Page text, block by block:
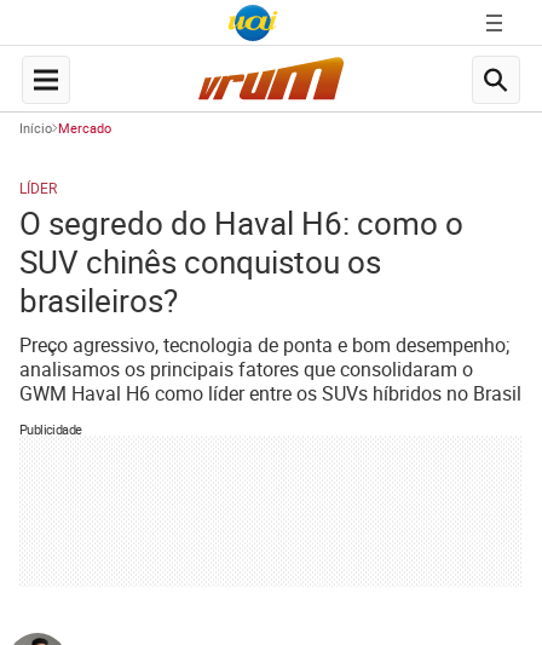
Início Mercado
LÍDER
O segredo do Haval H6: como o
SUV chinês conquistou os
brasileiros?
Preço agressivo, tecnologia de ponta e bom desempenho;
analisamos os principais fatores que consolidaram o
GWM Haval H6 como líder entre os SUVs híbridos no Brasil
Publicidade